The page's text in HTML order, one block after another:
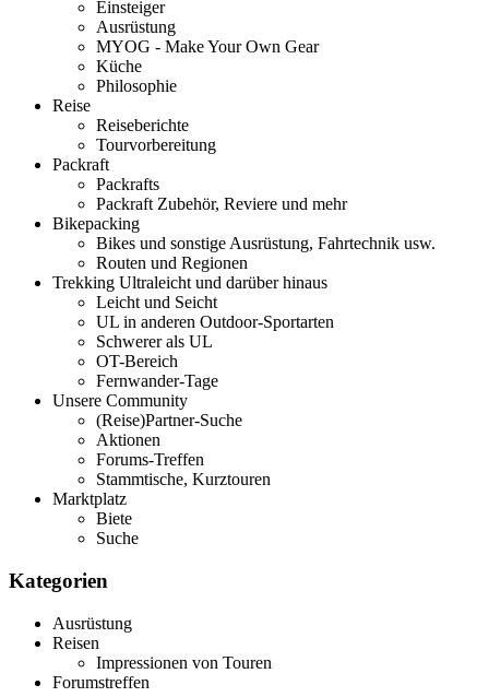
Einsteiger
Ausrüstung
MYOG - Make Your Own Gear
Küche
Philosophie
Reise
Reiseberichte
Tourvorbereitung
Packraft
Packrafts
Packraft Zubehör, Reviere und mehr
Bikepacking
Bikes und sonstige Ausrüstung, Fahrtechnik usw.
Routen und Regionen
Trekking Ultraleicht und darüber hinaus
Leicht und Seicht
UL in anderen Outdoor-Sportarten
Schwerer als UL
OT-Bereich
Fernwander-Tage
Unsere Community
(Reise)Partner-Suche
Aktionen
Forums-Treffen
Stammtische, Kurztouren
Marktplatz
Biete
Suche
Kategorien
Ausrüstung
Reisen
Impressionen von Touren
Forumstreffen